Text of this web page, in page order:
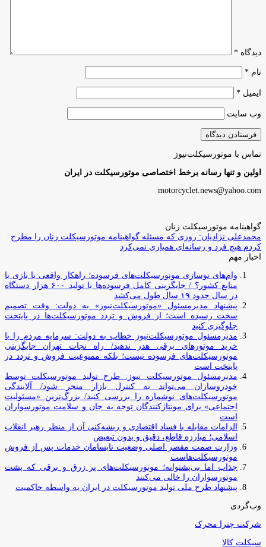
دیدگاه *
نام *
ایمیل *
وب‌ سایت
تماس با موتورسیکلت‌نیوز
اولین و تنها رسانه برخط اختصاصی موتورسیکلت در ایران
motorcyclet.news@yahoo.com
گواهینامه موتورسیکلت زنان
محمدعلی نژادیان: روزی که مسئله گواهینامه موتورسیکلت زنان را مطرح
کردم هیچ فرد و رسانه‌ای همیاری نمی‌کرد
اخبار مهم
وام‌های نوسازی موتورسیکلت‌های فرسوده؛ راهکار واقعی یا بازی با
منابع کشور؟ / جایگزینی کامل فرسوده‌ها با تولید ۶۰۰ هزار دستگاه
در سال حدود ۱۹ سال طول می‌کشد
پیشنهاد مدیرمسئول «موتورسیکلت‌نیوز» به دولت: وقت تصمیم
سخت رسیده است؛ از فروش و تردد موتورسیکلت‌ها در پایتخت
جلوگیری کنید
مدیرمسئول موتورسیکلت‌نیوز خطاب به دولت: سرمایه مردم را با
خرید موتورهای برقی هدر ندهید/ راه نجات تهران جایگزینی
موتورسیکلت‌های فرسوده نیست؛ بلکه ممنوعیت فروش و تردد در
پایتخت است
مدیرمسئول موتورسیکلت نیوز: طرح تولید موتورسیکلت توسط
خودروسازان می‌تواند به کنترل بازار منجر شود/ آلایندگی
موتورسیکلت‌های نوشماره را بررسی کنید/ بزرگ‌ترین «مسئولیت
اجتماعی» برای مونتاژکنندگان توجه به جان و سلامت موتورسواران
است
الزامات مقابله با فساد اقتصادی و ریشه‌کنی آن از منظر رهبر انقلاب
اسلامی؛ مبارزه قاطع، دقیق و بدون تبعیض
وزارت صمت مقصر اصلی وضعیت نابسامان خدمات پس از فروش
موتورسیکلت‌هاست
جذاب اما بی‌پشتوانه؛ موتورسیکلت‌های پر زرق‌ و برقی که پشت
موتورسواران را خالی می‌کنند
پیشنهاد طرح ملی تولید موتورسیکلت در ایران به واسطه حاکمیت
وب‌گردی
شرکت چترا محرک
سیکلت کالا